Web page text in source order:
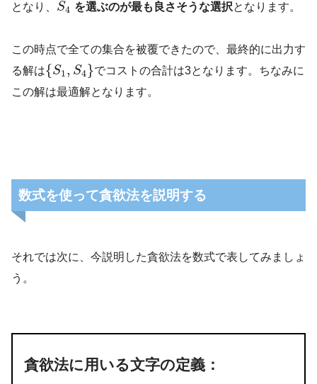
となり、 S4 を選ぶのが最も良さそうな選択となります。
この時点で全ての集合を被覆できたので、最終的に出力す
る解は{S1, S4}でコストの合計は3となります。ちなみに
この解は最適解となります。
数式を使って貪欲法を説明する
それでは次に、今説明した貪欲法を数式で表してみましょ
う。
貪欲法に用いる文字の定義：